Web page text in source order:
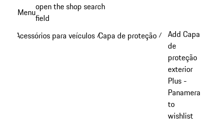
conteúdo
Menuopen the shop search
field
Acessórios para veículos /Capa de proteção /
Add Capa
de
proteção
exterior
Plus -
Panamera
to
wishlist